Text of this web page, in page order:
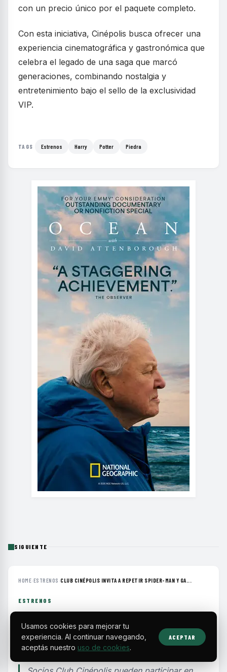
con un precio único por el paquete completo.
Con esta iniciativa, Cinépolis busca ofrecer una
experiencia cinematográfica y gastronómica que
celebra el legado de una saga que marcó
generaciones, combinando nostalgia y
entretenimiento bajo el sello de la exclusividad
VIP.
TAGS Estrenos Harry Potter Piedra
SIGUIENTE
HOME›ESTRENOS ›CLUB CINÉPOLIS INVITA A REPETIR SPIDER-MAN Y GA...
ESTRENOS
Club Cinépolis invita a repetir
Spider-Man y ganar una
playera autografiada
Usamos cookies para mejorar tu
experiencia. Al continuar navegando,
aceptás nuestro uso de cookies.
ACEPTAR